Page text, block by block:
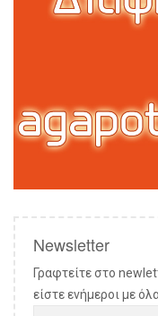
Newsletter
Γραφτείτε στο
είστε ενήμεροι με